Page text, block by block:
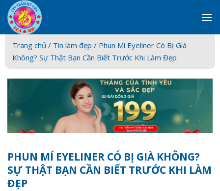
Skip
to
content
Trang chủ / Tin làm đẹp / Phun Mí Eyeliner Có Bị Già
Không? Sự Thật Bạn Cần Biết Trước Khi Làm Đẹp
PHUN MÍ EYELINER CÓ BỊ GIÀ KHÔNG?
SỰ THẬT BẠN CẦN BIẾT TRƯỚC KHI LÀM
ĐẸP